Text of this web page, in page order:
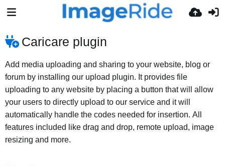
Caricare plugin
Add media uploading and sharing to your website, blog or
forum by installing our upload plugin. It provides file
uploading to any website by placing a button that will allow
your users to directly upload to our service and it will
automatically handle the codes needed for insertion. All
features included like drag and drop, remote upload, image
resizing and more.